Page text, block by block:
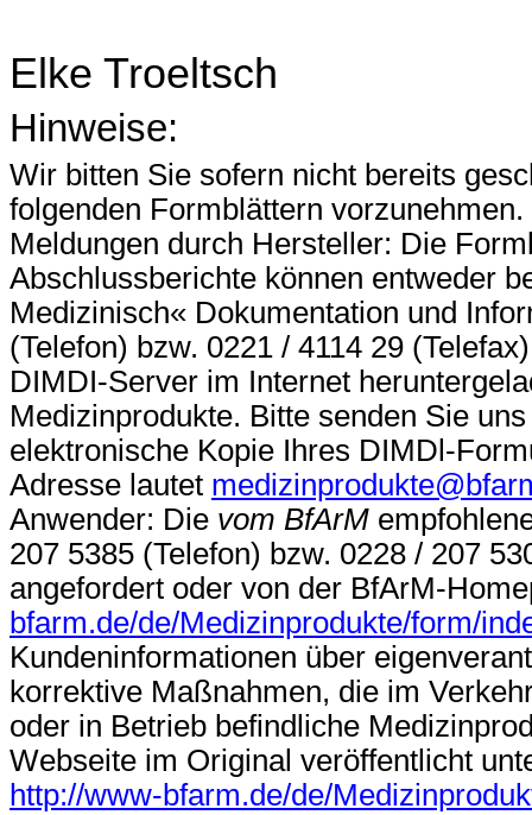
Elke Troeltsch
Hinweise:
Wir bitten Sie sofern nicht bereits
folgenden Formblättern vorzunehmen.
Meldungen durch Hersteller: Die
Abschlussberichte können entweder
Medizinisch« Dokumentation und
(Telefon) bzw. 0221 / 4114 29
DIMDI-Server im Internet
Medizinprodukte. Bitte senden Sie
elektronische Kopie Ihres DIMDl-
Adresse lautet
Anwender: Die vom BfArM
207 5385 (Telefon) bzw. 0228 / 207
angefordert oder von der BfArM-
bfarm.de/de/Medizinprodukte/form/
Kundeninformationen über
korrektive Maßnahmen, die im
oder in Betrieb befindliche
Webseite im Original veröffentlicht
http://www-bfarm.de/de/